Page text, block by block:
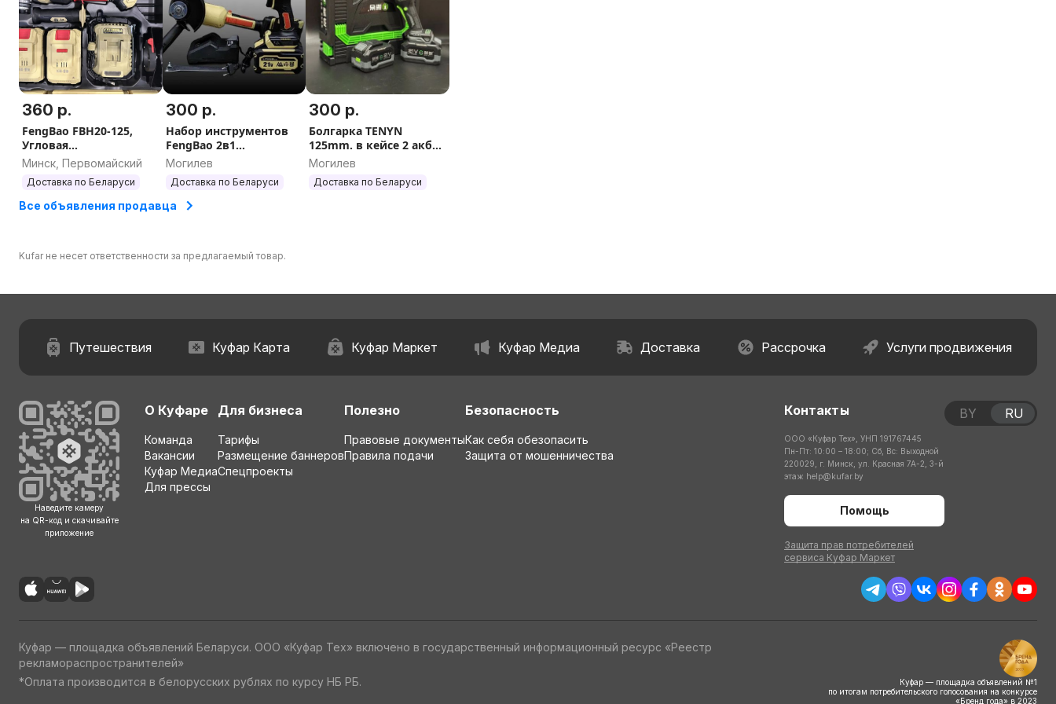
360 р.
FengBao FBH20-125,
Угловая
шлифовальная
машина
Минск, Первомайский
Доставка по Беларуси
300 р.
Набор инструментов
FengBao 2в1
(Шуруповерт 2113,
Могилев
Доставка по Беларуси
300 р.
Болгарка TENYN
125mm. в кейсе 2 акб
8ah
Могилев
Доставка по Беларуси
Все объявления продавца
Kufar не несет ответственности за предлагаемый товар.
Путешествия Куфар Карта Куфар Маркет Куфар Медиа Доставка Рассрочка Услуги продвижения
Наведите камеру
на QR-код и скачивайте
приложение
О Куфаре
Команда
Вакансии
Куфар Медиа
Для прессы
Для бизнеса
Тарифы
Размещение баннеров
Спецпроекты
Полезно
Правовые документы
Правила подачи
Безопасность
Как себя обезопасить
Защита от мошенничества
Контакты
ООО «Куфар Тех», УНП 191767445
Пн-Пт: 10:00 – 18:00; Сб, Вс: Выходной
220029, г. Минск, ул. Красная 7А-2, 3-й
этаж help@kufar.by
Помощь
Защита прав потребителей
сервиса Куфар Маркет
BY RU
Куфар — площадка объявлений Беларуси. ООО «Куфар Тех» включено в государственный информационный ресурс «Реестр
рекламораспространителей»
*Оплата производится в белорусских рублях по курсу НБ РБ.
Куфар — площадка объявлений №1
по итогам потребительского голосования на конкурсе
«Бренд года» в 2023